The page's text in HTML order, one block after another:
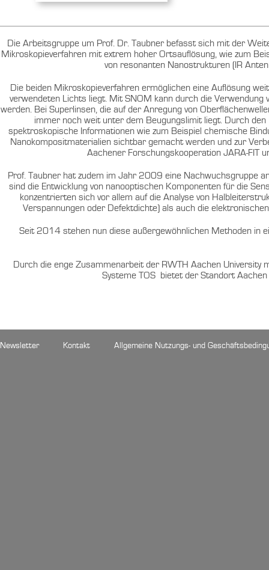
Die Arbeitsgruppe um Prof. Dr. Taubner befasst sich mit der
Mikroskopieverfahren mit extrem hoher Ortsauflösung, wie zum
von resonanten Nanostrukturen (IR
Die beiden Mikroskopieverfahren ermöglichen eine Auflösung
verwendeten Lichts liegt. Mit SNOM kann durch die
werden. Bei Superlinsen, die auf der Anregung von
immer noch weit unter dem Beugungslimit liegt. Durch
spektroskopische Informationen wie zum Beispiel chemische
Nanokompositmaterialien sichtbar gemacht werden und zur
Aachener Forschungskooperation JARA-FIT
Prof. Taubner hat zudem im Jahr 2009 eine Nachwuchsgruppe
sind die Entwicklung von nanooptischen Komponenten für die
konzentrierten sich vor allem auf die Analyse von
Verspannungen oder Defektdichte) als auch die
Seit 2014 stehen nun diese außergewöhnlichen Methoden in
Durch die enge Zusammenarbeit der RWTH Aachen University
Systeme TOS bietet der Standort
Newsletter Kontakt Allgemeine Nutzungs- und